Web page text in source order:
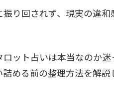
り回されず、現実の違
ット占いは本当なのか
める前の整理方法を解説